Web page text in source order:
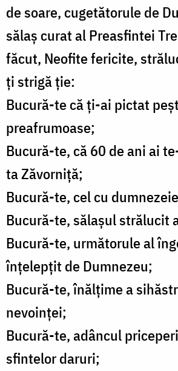
de soare, cugetătorule de
sălaș curat al Preasfintei
făcut, Neofite fericite,
ți strigă ție:
Bucură-te că ți-ai pictat
preafrumoase;
Bucură-te, că 60 de ani ai
ta Zăvorniță;
Bucură-te, cel cu
Bucură-te, sălașul strălucit
Bucură-te, următorule al
înțelepțit de Dumnezeu;
Bucură-te, înălțime a
nevoinței;
Bucură-te, adâncul
sfintelor daruri;